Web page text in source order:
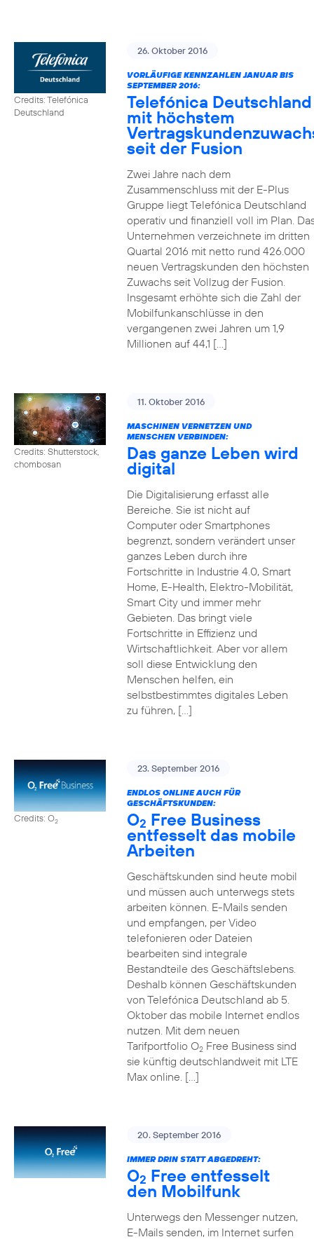
Credits: Telefónica
Deutschland
26. Oktober 2016
VORLÄUFIGE KENNZAHLEN JANUAR BIS
SEPTEMBER 2016:
Telefónica Deutschland
mit höchstem
seit der Fusion
Zwei Jahre nach dem
Zusammenschluss mit der E-Plus
Gruppe liegt Telefónica Deutschland
operativ und finanziell voll im Plan.
Unternehmen verzeichnete im dritten
Quartal 2016 mit netto rund 426.000
neuen Vertragskunden den höchsten
Zuwachs seit Vollzug der Fusion.
Insgesamt erhöhte sich die Zahl der
Mobilfunkanschlüsse in den
vergangenen zwei Jahren um 1,9
Millionen auf 44,1 […]
Credits: Shutterstock,
chombosan
11. Oktober 2016
MASCHINEN VERNETZEN UND
MENSCHEN VERBINDEN:
Das ganze Leben wird
digital
Die Digitalisierung erfasst alle
Bereiche. Sie ist nicht auf
Computer oder Smartphones
begrenzt, sondern verändert unser
ganzes Leben durch ihre
Fortschritte in Industrie 4.0, Smart
Home, E-Health, Elektro-Mobilität,
Smart City und immer mehr
Gebieten. Das bringt viele
Fortschritte in Effizienz und
Wirtschaftlichkeit. Aber vor allem
soll diese Entwicklung den
Menschen helfen, ein
selbstbestimmtes digitales Leben
zu führen, […]
Credits: O2
23. September 2016
ENDLOS ONLINE AUCH FÜR
GESCHÄFTSKUNDEN:
O2 Free Business
entfesselt das mobile
Arbeiten
Geschäftskunden sind heute mobil
und müssen auch unterwegs stets
arbeiten können. E-Mails senden
und empfangen, per Video
telefonieren oder Dateien
bearbeiten sind integrale
Bestandteile des Geschäftslebens.
Deshalb können Geschäftskunden
von Telefónica Deutschland ab 5.
Oktober das mobile Internet endlos
nutzen. Mit dem neuen
Tarifportfolio O2Free Business sind
sie künftig deutschlandweit mit LTE
Max online. […]
20. September 2016
IMMER DRIN STATT ABGEDREHT:
O2 Free entfesselt
den Mobilfunk
Unterwegs den Messenger nutzen,
E-Mails senden, im Internet surfen